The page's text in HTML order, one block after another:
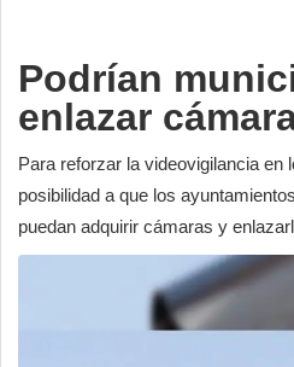
Podrían
enlazar
Para reforzar la videovigilancia en
posibilidad a que los
puedan adquirir cámaras y